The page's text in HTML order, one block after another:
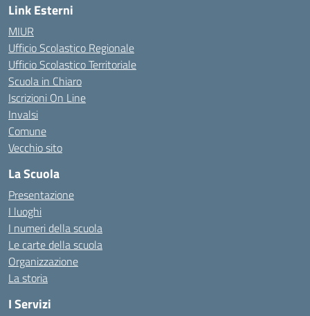
Link Esterni
MIUR
Ufficio Scolastico Regionale
Ufficio Scolastico Territoriale
Scuola in Chiaro
Iscrizioni On Line
Invalsi
Comune
Vecchio sito
La Scuola
Presentazione
I luoghi
I numeri della scuola
Le carte della scuola
Organizzazione
La storia
I Servizi